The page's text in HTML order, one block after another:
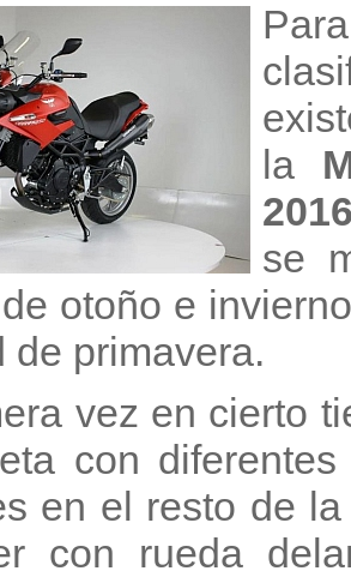
la
se
otoño e
de primavera.
vez en cierto
con
en el resto de
con rueda